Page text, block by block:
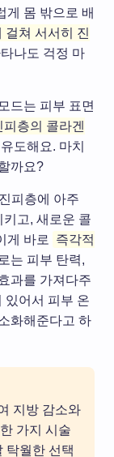
게 몸 밖으로 배
걸쳐 서서히 진
나도 걱정 마
드는 피부 표면
층의 콜라겐
도해요. 마치
까요?
피층에 아주
고, 새로운 콜
게 바로
즉각적
는 피부 탄력,
과를 가져다주
있어서 피부 온
화해준다고 하
지방 감소와
가지 시술
탁월한 선택